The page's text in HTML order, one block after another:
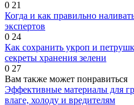
0 21
Когда и как правильно
экспертов
0 24
Как сохранить укроп и
секреты хранения зелени
0 27
Вам также может понравиться
Эффективные материалы для
влаге, холоду и вредителям